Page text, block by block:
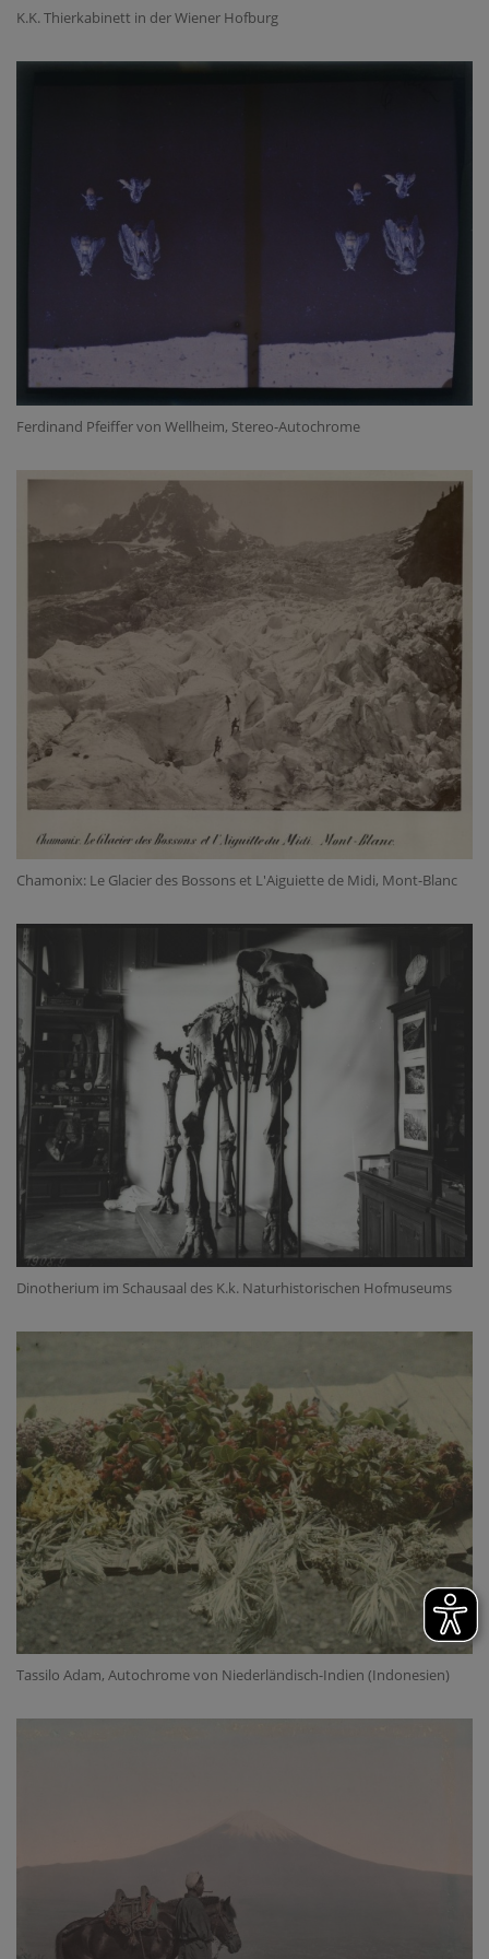
K.K. Thierkabinett in der Wiener Hofburg
Ferdinand Pfeiffer von Wellheim, Stereo-Autochrome
Chamonix: Le Glacier des Bossons et L'Aiguiette de Midi, Mont-Blanc
Dinotherium im Schausaal des K.k. Naturhistorischen Hofmuseums
Tassilo Adam, Autochrome von Niederländisch-Indien (Indonesien)